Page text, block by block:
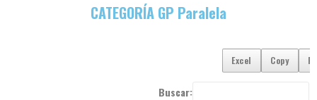
CATEGORÍA GP Paralela
Excel Copy
Buscar: